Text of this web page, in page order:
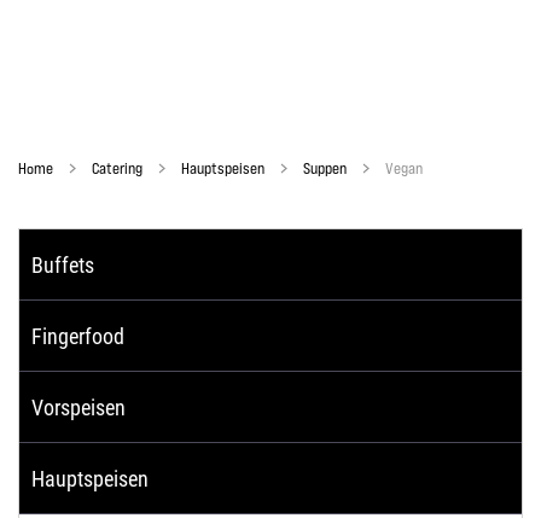
Home Catering Hauptspeisen Suppen Vegan
Buffets
Fingerfood
Vorspeisen
Hauptspeisen